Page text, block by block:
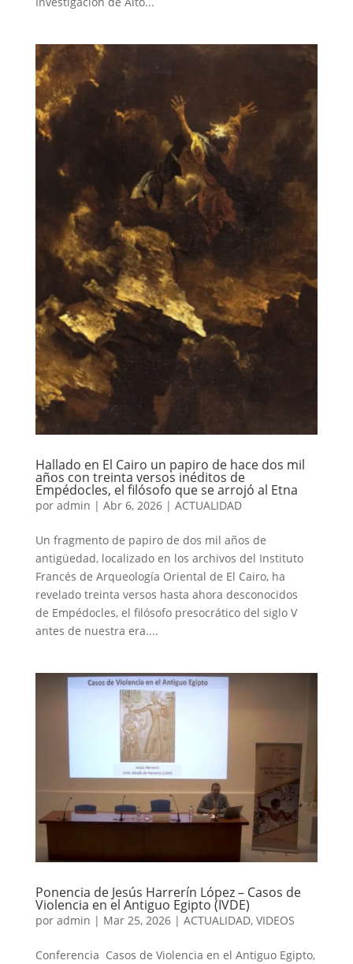
Hallado en El Cairo un papiro de hace dos mil
años con treinta versos inéditos de
Empédocles, el filósofo que se arrojó al Etna
por admin | Abr 6, 2026| ACTUALIDAD
Un fragmento de papiro de dos mil años de
antigüedad, localizado en los archivos del Instituto
Francés de Arqueología Oriental de El Cairo, ha
revelado treinta versos hasta ahora desconocidos
de Empédocles, el filósofo presocrático del siglo V
antes de nuestra era....
Ponencia de Jesús Harrerín López – Casos de
Violencia en el Antiguo Egipto (IVDE)
por admin | Mar 25, 2026| ACTUALIDAD, VIDEOS
Conferencia Casos de Violencia en el Antiguo Egipto,